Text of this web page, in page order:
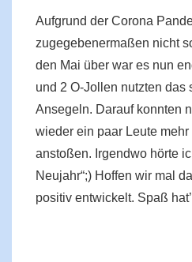
Aufgrund der Corona
zugegebenermaßen nicht
den Mai über war es nun
und 2 O-Jollen nutzten das
Ansegeln. Darauf konnten
wieder ein paar Leute
anstoßen. Irgendwo hörte
Neujahr“;) Hoffen wir mal
positiv entwickelt. Spaß